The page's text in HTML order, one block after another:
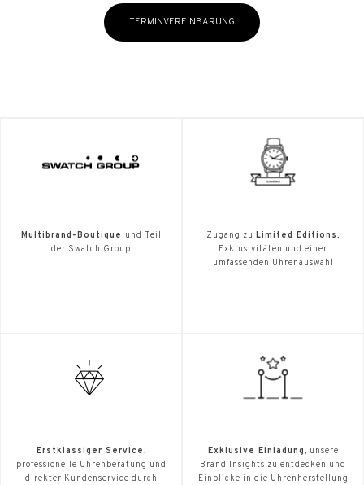
TERMINVEREINBARUNG
Multibrand-Boutique
und Teil
der Swatch Group
Zugang zu Limited Editions,
Exklusivitäten und einer
umfassenden Uhrenauswahl
Erstklassiger Service,
professionelle Uhrenberatung und
direkter Kundenservice durch
Exklusive Einladung, unsere
Brand Insights zu entdecken und
Einblicke in die Uhrenherstellung